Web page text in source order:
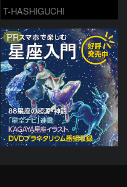
T-HASHIGUCHI
PR